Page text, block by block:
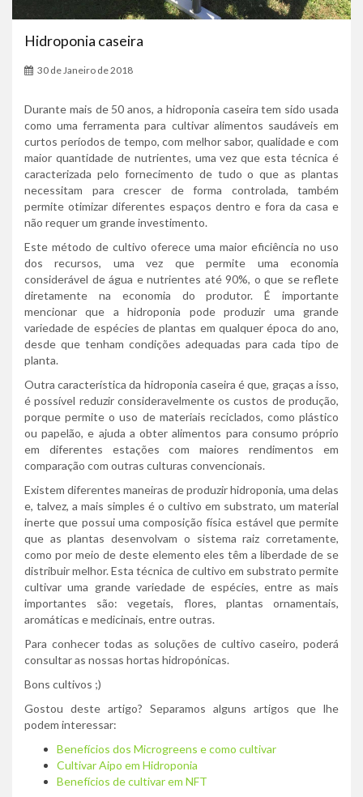
Hidroponia caseira
30 de Janeiro de 2018
Durante mais de 50 anos, a hidroponia caseira tem sido usada
como uma ferramenta para cultivar alimentos saudáveis em
curtos períodos de tempo, com melhor sabor, qualidade e com
maior quantidade de nutrientes, uma vez que esta técnica é
caracterizada pelo fornecimento de tudo o que as plantas
necessitam para crescer de forma controlada, também
permite otimizar diferentes espaços dentro e fora da casa e
não requer um grande investimento.
Este método de cultivo oferece uma maior eficiência no uso
dos recursos, uma vez que permite uma economia
considerável de água e nutrientes até 90%, o que se reflete
diretamente na economia do produtor. É importante
mencionar que a hidroponia pode produzir uma grande
variedade de espécies de plantas em qualquer época do ano,
desde que tenham condições adequadas para cada tipo de
planta.
Outra característica da hidroponia caseira é que, graças a isso,
é possível reduzir consideravelmente os custos de produção,
porque permite o uso de materiais reciclados, como plástico
ou papelão, e ajuda a obter alimentos para consumo próprio
em diferentes estações com maiores rendimentos em
comparação com outras culturas convencionais.
Existem diferentes maneiras de produzir hidroponia, uma delas
e, talvez, a mais simples é o cultivo em substrato, um material
inerte que possui uma composição física estável que permite
que as plantas desenvolvam o sistema raiz corretamente,
como por meio de deste elemento eles têm a liberdade de se
distribuir melhor. Esta técnica de cultivo em substrato permite
cultivar uma grande variedade de espécies, entre as mais
importantes são: vegetais, flores, plantas ornamentais,
aromáticas e medicinais, entre outras.
Para conhecer todas as soluções de cultivo caseiro, poderá
consultar as nossas hortas hidropónicas.
Bons cultivos ;)
Gostou deste artigo? Separamos alguns artigos que lhe
podem interessar:
Benefícios dos Microgreens e como cultivar
Cultivar Aipo em Hidroponia
Benefícios de cultivar em NFT